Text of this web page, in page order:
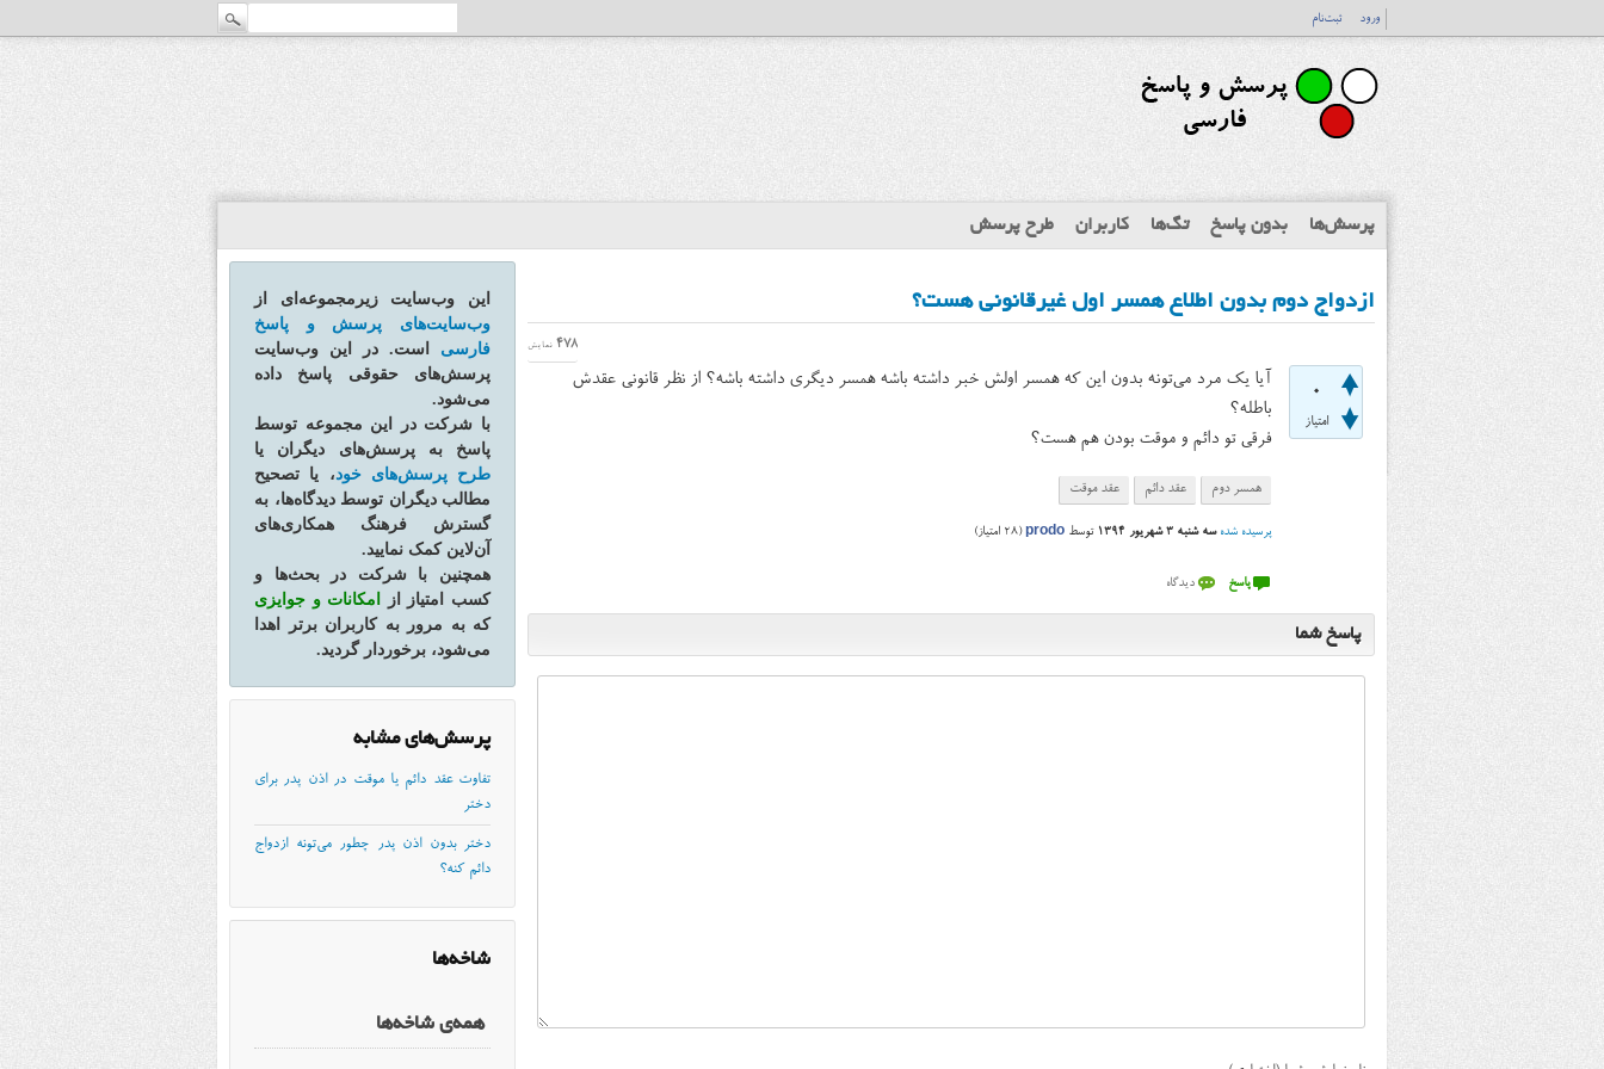
ورود ثبت‌نام
پرسش‌ها بدون پاسخ تگ‌ها کاربران طرح پرسش
این وب‌سایت زیرمجموعه‌ای از
وب‌سایت‌های پرسش و پاسخ
فارسی است. در این وب‌سایت
پرسش‌های حقوقی پاسخ داده
می‌شود.
با شرکت در این مجموعه توسط
پاسخ به پرسش‌های دیگران یا
طرح پرسش‌های خود، یا تصحیح
مطالب دیگران توسط دیدگاه‌ها، به
گسترش فرهنگ همکاری‌های
آن‌لاین کمک نمایید.
همچنین با شرکت در بحث‌ها و
کسب امتیاز از
امکانات و جوایزی
که به مرور به کاربران برتر اهدا
می‌شود، برخوردار گردید.
پرسش‌های مشابه
تفاوت عقد دائم یا موقت در اذن پدر برای
دختر
دختر بدون اذن پدر چطور می‌تونه ازدواج
دائم کنه؟
شاخه‌ها
همه‌ی شاخه‌ها
ازدواج دوم بدون اطلاع همسر اول غیرقانونی هست؟
0
امتیاز
478 نمایش
آیا یک مرد می‌تونه بدون این که همسر اولش خبر داشته باشه همسر دیگری داشته باشه؟ از نظر قانونی عقدش
باطله؟
فرقی تو دائم و موقت بودن هم هست؟
همسر دوم عقد دائم عقد موقت
پرسیده شده سه شنبه ۳ شهریور ۱۳۹۴ توسط prodo
(
28 امتیاز)
پاسخ شما